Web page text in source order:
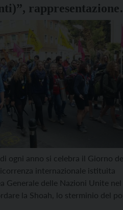
rappresentazione
Caldonazzo il 25
ogni anno si celebra il Giorno
internazionale istituita
Generale delle Nazioni Unite nel
la Shoah, lo sterminio del